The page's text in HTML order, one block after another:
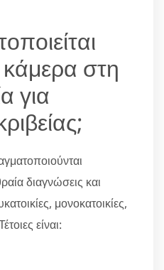
στη
για
διαγνώσεις και
μονοκατοικίες,
είναι: